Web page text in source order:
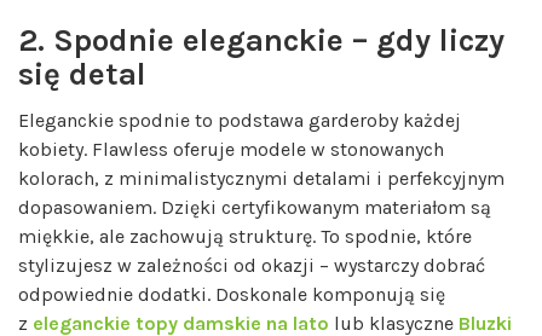
2. Spodnie eleganckie – gdy liczy
się detal
Eleganckie spodnie to podstawa garderoby każdej
kobiety. Flawless oferuje modele w stonowanych
kolorach, z minimalistycznymi detalami i perfekcyjnym
dopasowaniem. Dzięki certyfikowanym materiałom są
miękkie, ale zachowują strukturę. To spodnie, które
stylizujesz w zależności od okazji – wystarczy dobrać
odpowiednie dodatki. Doskonale komponują się
z eleganckie topy damskie na lato lub klasyczne Bluzki